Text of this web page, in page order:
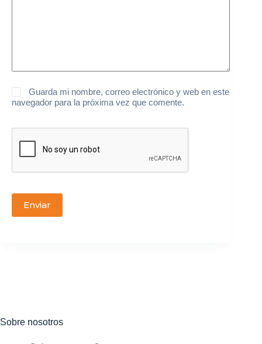
Guarda mi nombre, correo electrónico y web en este
navegador para la próxima vez que comente.
Enviar
Sobre nosotros